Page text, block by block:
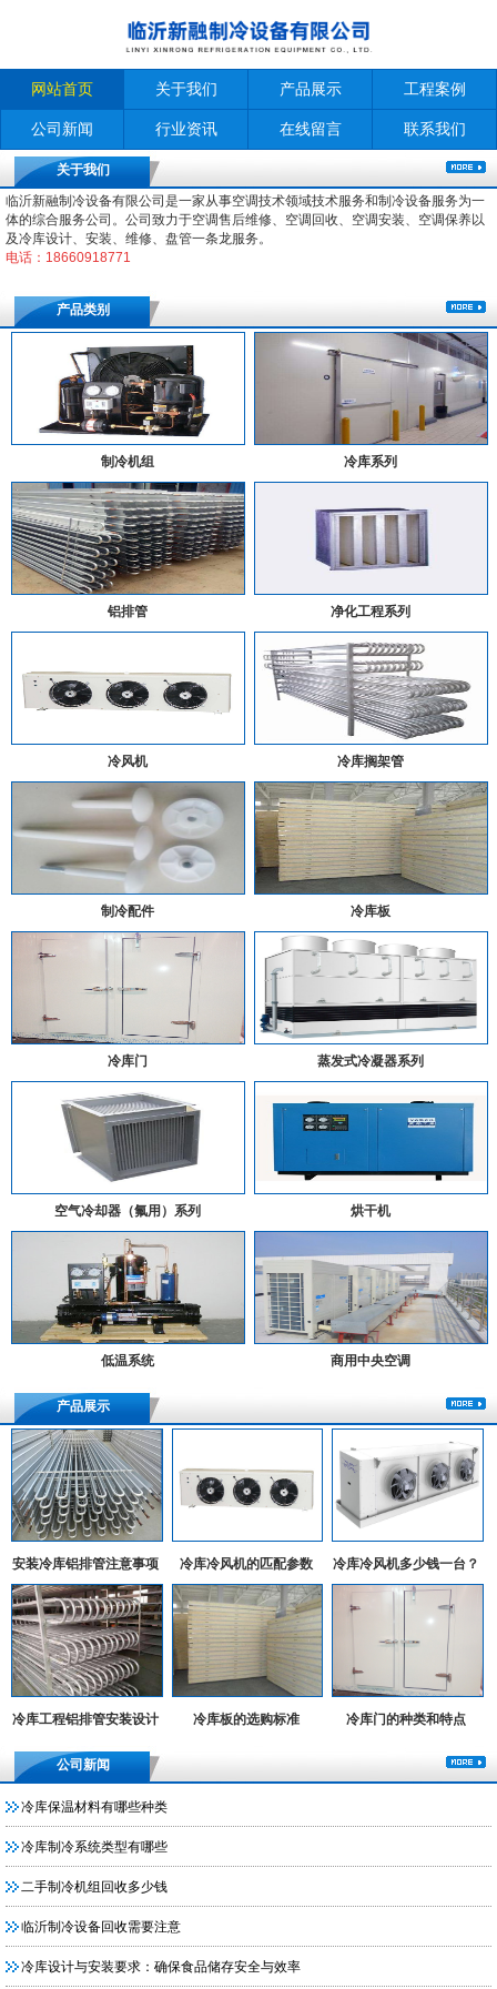
网站首页 关于我们 产品展示 工程案例
公司新闻 行业资讯 在线留言 联系我们
关于我们
临沂新融制冷设备有限公司是一家从事空调技术领域技术服务和制冷设备服务为一
体的综合服务公司。公司致力于空调售后维修、空调回收、空调安装、空调保养以
及冷库设计、安装、维修、盘管一条龙服务。
电话：18660918771
产品类别
制冷机组 冷库系列
铝排管 净化工程系列
冷风机 冷库搁架管
制冷配件 冷库板
冷库门 蒸发式冷凝器系列
空气冷却器（氟用）系列 烘干机
低温系统 商用中央空调
产品展示
安装冷库铝排管注意事项 冷库冷风机的匹配参数 冷库冷风机多少钱一台？
冷库工程铝排管安装设计
冷库板的选购标准 冷库门的种类和特点
公司新闻
冷库保温材料有哪些种类
冷库制冷系统类型有哪些
二手制冷机组回收多少钱
临沂制冷设备回收需要注意
冷库设计与安装要求：确保食品储存安全与效率